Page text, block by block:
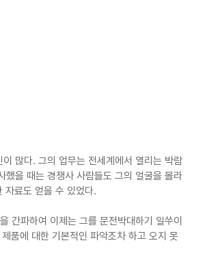
많다. 그의 업무는 전세계에서 열리는 박람
했을 때는 경쟁사 사람들도 그의 얼굴을 몰라
자료도 얻을 수 있었다.
간파하여 이제는 그를 문전박대하기 일쑤이
품에 대한 기본적인 파악조차 하고 오지 못